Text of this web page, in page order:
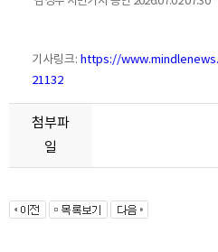
기사링크: https://
21132
첨부파
일